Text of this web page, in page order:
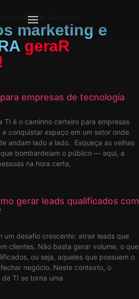
Marketing de Conteúdo
marketing e
geraR
empresas de tecnologia
TI é o caminho certeiro para empresas
conquistar espaço em um setor onde
andam lado a lado. Esqueça as velhas
bombardeiam o público — aqui, a
na hora certa,
gerar leads qualificados com
um desafio crescente: atrair leads que
clientes. Não basta gerar volume, o que
ou seja, aqueles que possuem o
negócio. Neste contexto, o
TI se torna uma